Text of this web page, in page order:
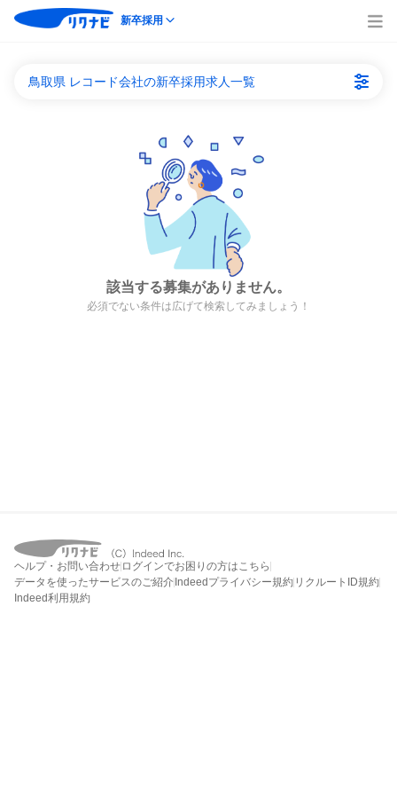
新卒採用
鳥取県 レコード会社の新卒採用求人一覧
該当する募集がありません。
必須でない条件は広げて検索してみましょう！
ヘルプ・お問い合わせ ログインでお困りの方はこちら
データを使ったサービスのご紹介 Indeedプライバシー規約 リクルートID規約
Indeed利用規約